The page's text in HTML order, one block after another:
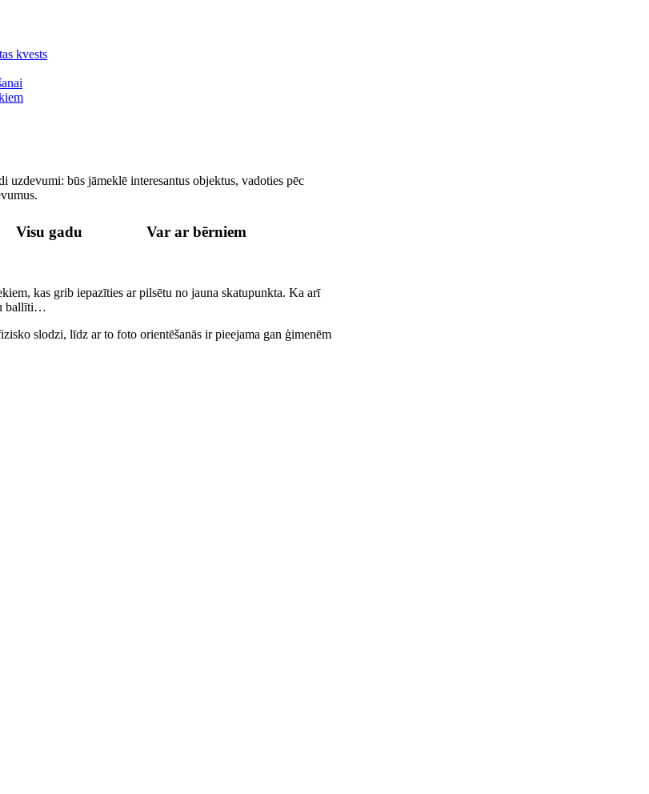
uzdevumi: būs jāmeklē interesantus objektus, vadoties pēc
Visu gadu Var ar bērniem
kas grib iepazīties ar pilsētu no jauna skatupunkta. Ka arī
ballīti…
slodzi, līdz ar to foto orientēšanās ir pieejama gan ģimenēm